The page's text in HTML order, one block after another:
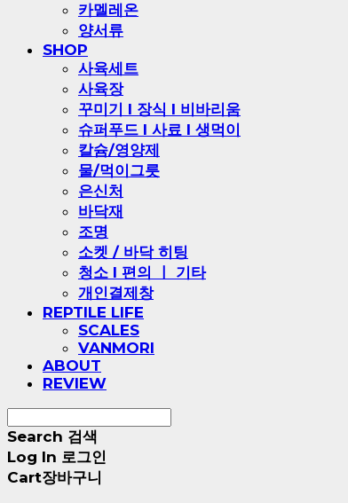
카멜레온
양서류
SHOP
사육세트
사육장
꾸미기 l 장식 l 비바리움
슈퍼푸드 l 사료 l 생먹이
칼슘/영양제
물/먹이그릇
은신처
바닥재
조명
소켓 / 바닥 히팅
청소 l 편의 ㅣ 기타
개인결제창
REPTILE LIFE
SCALES
VANMORI
ABOUT
REVIEW
Search 검색
Log In 로그인
Cart장바구니